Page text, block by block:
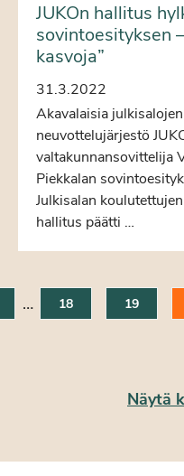
JUKOn hallitus
sovintoesityksen
kasvoja”
31.3.2022
Akavalaisia
neuvottelujärjestö
valtakunnansovittelija
Piekkalan
Julkisalan
hallitus päätti …
… 18 19
Näytä